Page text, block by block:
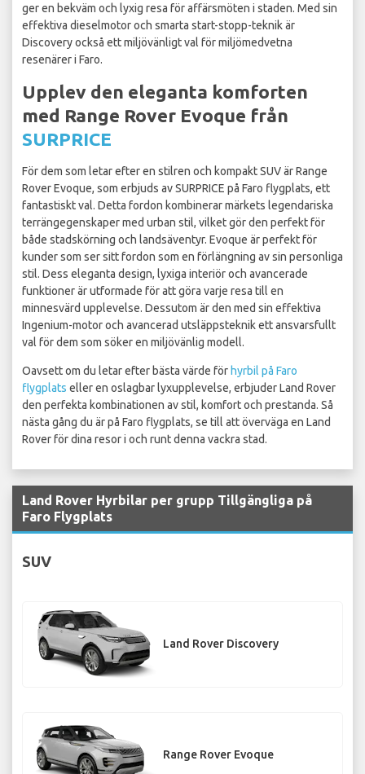
ger en bekväm och lyxig resa för affärsmöten i staden. Med sin
effektiva dieselmotor och smarta start-stopp-teknik är
Discovery också ett miljövänligt val för miljömedvetna
resenärer i Faro.
Upplev den eleganta komforten
med Range Rover Evoque från
SURPRICE
För dem som letar efter en stilren och kompakt SUV är Range
Rover Evoque, som erbjuds av SURPRICE på Faro flygplats, ett
fantastiskt val. Detta fordon kombinerar märkets legendariska
terrängegenskaper med urban stil, vilket gör den perfekt för
både stadskörning och landsäventyr. Evoque är perfekt för
kunder som ser sitt fordon som en förlängning av sin personliga
stil. Dess eleganta design, lyxiga interiör och avancerade
funktioner är utformade för att göra varje resa till en
minnesvärd upplevelse. Dessutom är den med sin effektiva
Ingenium-motor och avancerad utsläppsteknik ett ansvarsfullt
val för dem som söker en miljövänlig modell.
Oavsett om du letar efter bästa värde för hyrbil på Faro
flygplats eller en oslagbar lyxupplevelse, erbjuder Land Rover
den perfekta kombinationen av stil, komfort och prestanda. Så
nästa gång du är på Faro flygplats, se till att överväga en Land
Rover för dina resor i och runt denna vackra stad.
Land Rover Hyrbilar per grupp Tillgängliga på
Faro Flygplats
SUV
Land Rover Discovery
Range Rover Evoque